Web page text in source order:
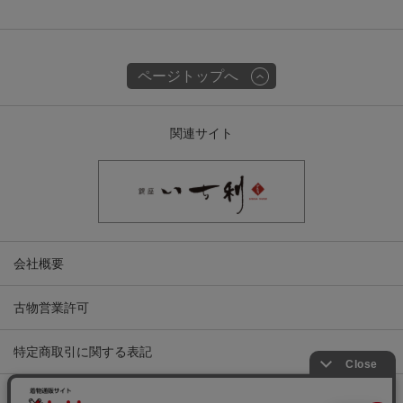
ページトップへ
関連サイト
会社概要
古物営業許可
特定商取引に関する表記
プライバシーポリシー